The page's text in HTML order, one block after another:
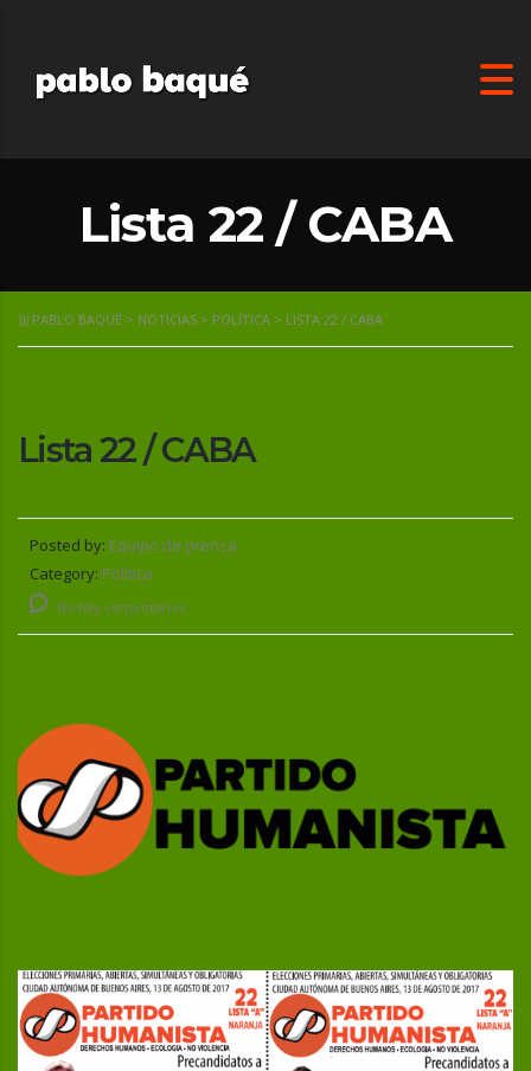
Lista 22 / CABA
))) PABLO BAQUÉ > NOTICIAS > POLÍTICA > LISTA 22 / CABA
Lista 22 / CABA
Posted by: Equipo de prensa
Category: Política
No hay comentarios